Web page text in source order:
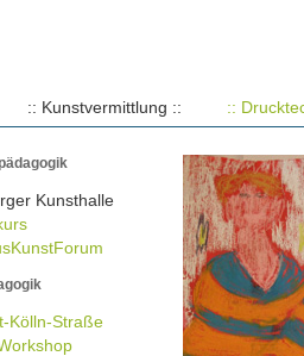
:: Kunstvermittlung :: ::
Kunsthalle
Kölln-Straße